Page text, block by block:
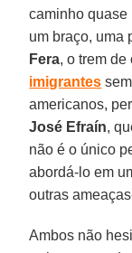
caminho
um braço, uma
Fera, o trem
imigrantes
americanos,
José Efraín,
não é o único
abordá-lo em
outras
Ambos não